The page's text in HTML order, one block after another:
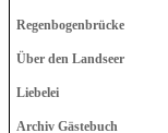
Regenbogenbrücke
Über den Landseer
Liebelei
Archiv Gästebuch